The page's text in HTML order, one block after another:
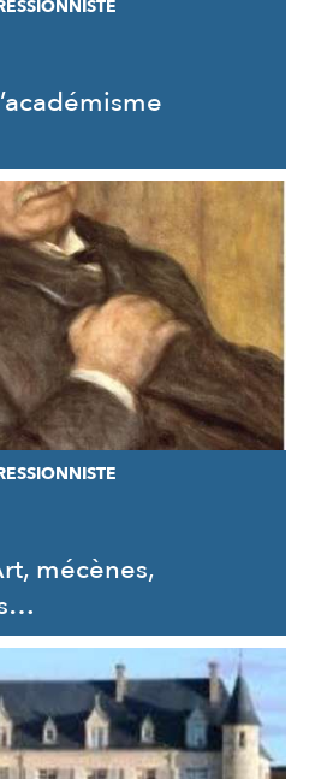
mécènes,